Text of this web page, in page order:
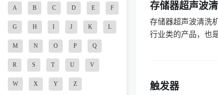
A B C D E F
G H I J K L
M N O P Q
R S T U V
W X Y Z
存储器超声波
存储器超声波清
行业类的产品，也
触发器